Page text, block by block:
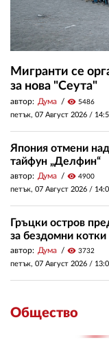
Мигранти се
за нова "Сеута"
автор: Дума visibility 5486
петък, 07 Август 2026 /
Япония отмени
тайфун „Делфин“
автор: Дума visibility 4900
петък, 07 Август 2026 /
Гръцки остров
за бездомни котки
автор: Дума visibility 3732
петък, 07 Август 2026 /
Общество